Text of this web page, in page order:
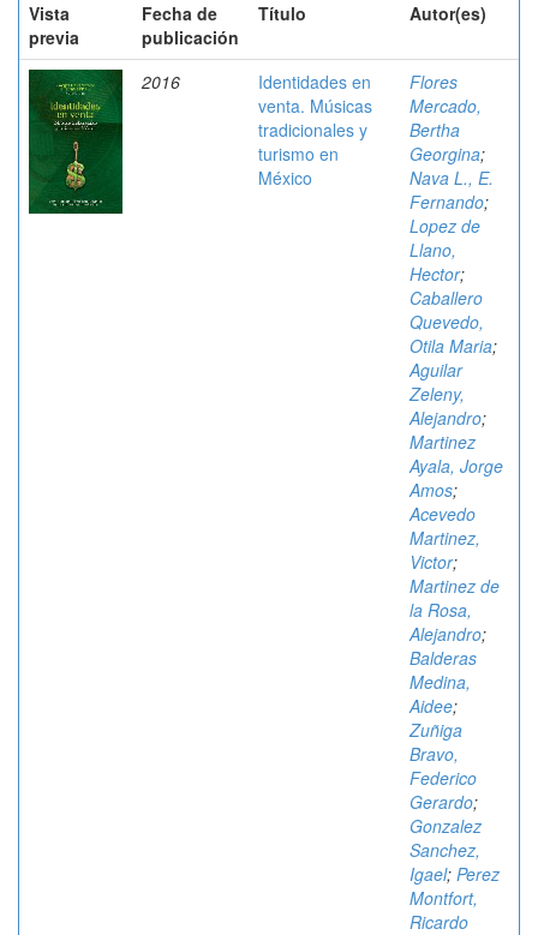
Vista
previa
Fecha de
publicación
Título Autor(es)
2016
Identidades en
venta. Músicas
tradicionales y
turismo en
México
Flores
Mercado,
Bertha
Georgina;
Nava L., E.
Fernando;
Lopez de
Llano,
Hector;
Caballero
Quevedo,
Otila Maria;
Aguilar
Zeleny,
Alejandro;
Martinez
Ayala, Jorge
Amos;
Acevedo
Martinez,
Victor;
Martinez de
la Rosa,
Alejandro;
Balderas
Medina,
Aidee;
Zuñiga
Bravo,
Federico
Gerardo;
Gonzalez
Sanchez,
Igael; Perez
Montfort,
Ricardo